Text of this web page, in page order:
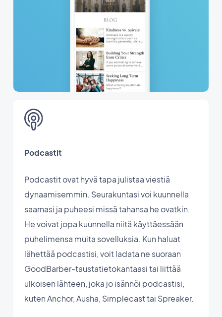
Podcastit
Podcastit ovat hyvä tapa julistaa viestiä
dynaamisemmin. Seurakuntasi voi kuunnella
saarnasi ja puheesi missä tahansa he ovatkin.
He voivat jopa kuunnella niitä käyttäessään
puhelimensa muita sovelluksia. Kun haluat
lähettää podcastisi, voit ladata ne suoraan
GoodBarber-taustatietokantaasi tai liittää
ulkoisen lähteen, joka jo isännöi podcastisi,
kuten Anchor, Ausha, Simplecast tai Spreaker.